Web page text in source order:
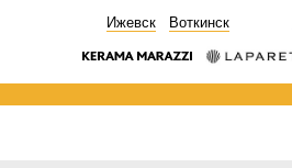
Ижевск Воткинск